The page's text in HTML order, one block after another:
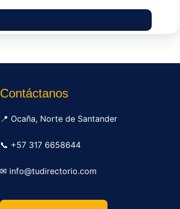
Contáctanos
📍 Ocaña, Norte de Santander
📞 +57 317 6658644
✉ info@tudirectorio.com